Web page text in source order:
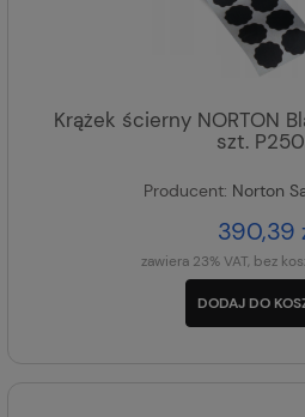
Krążek ścierny NORTON
szt.
Producent: Norton
390,39
zawiera 23% VAT, bez
DODAJ DO